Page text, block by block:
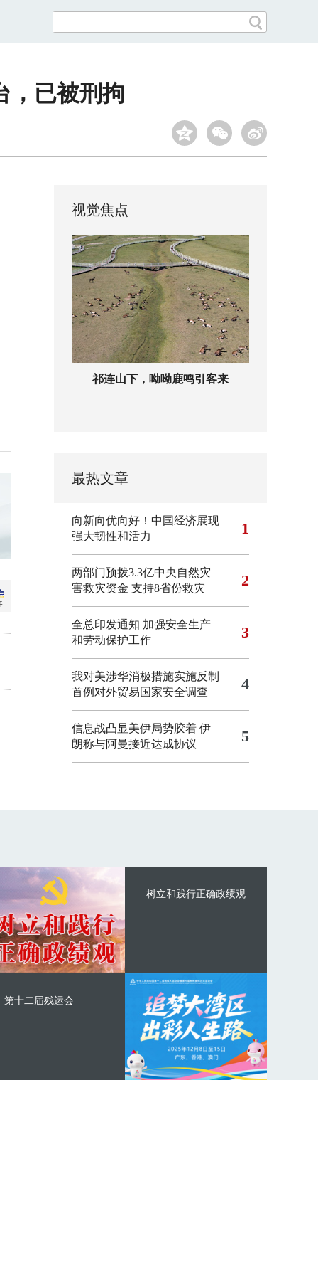
，已被刑拘
视觉焦点
祁连山下，呦呦鹿鸣引客来
最热文章
向新向优向好！中国经济展现
强大韧性和活力
1
两部门预拨3.3亿中央自然灾
害救灾资金 支持8省份救灾
2
全总印发通知 加强安全生产
和劳动保护工作
3
我对美涉华消极措施实施反制
首例对外贸易国家安全调查
4
信息战凸显美伊局势胶着 伊
朗称与阿曼接近达成协议
5
树立和践行正确政绩观
第十二届残运会